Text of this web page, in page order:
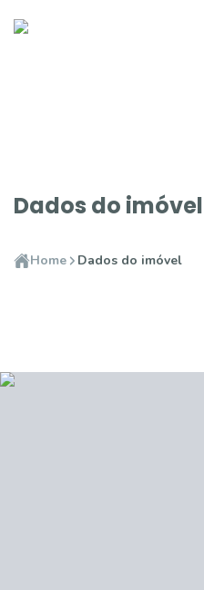
Dados do imóvel
Home Dados do imóvel